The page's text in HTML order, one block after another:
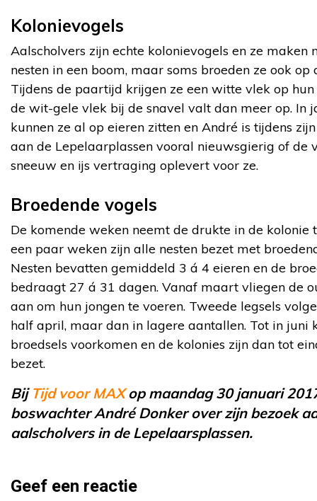
Kolonievogels
Aalscholvers zijn echte kolonievogels en ze maken
nesten in een boom, maar soms broeden ze ook op
Tijdens de paartijd krijgen ze een witte vlek op hun
de wit-gele vlek bij de snavel valt dan meer op. In
kunnen ze al op eieren zitten en André is tijdens
aan de Lepelaarplassen vooral nieuwsgierig of de
sneeuw en ijs vertraging oplevert voor ze.
Broedende vogels
De komende weken neemt de drukte in de kolonie
een paar weken zijn alle nesten bezet met
Nesten bevatten gemiddeld 3 á 4 eieren en de
bedraagt 27 á 31 dagen. Vanaf maart vliegen de
aan om hun jongen te voeren. Tweede legsels
half april, maar dan in lagere aantallen. Tot in juni
broedsels voorkomen en de kolonies zijn dan tot
bezet.
Bij Tijd voor MAXop maandag 30 januari
boswachter André Donker over zijn bezoek
aalscholvers in de Lepelaarsplassen.
Geef een reactie